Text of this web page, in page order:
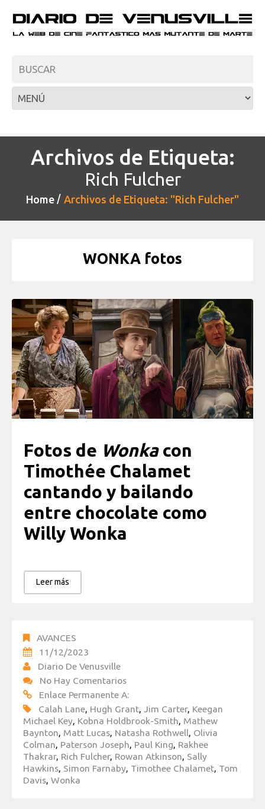
Archivos de Etiqueta:
Rich Fulcher
Home Archivos de Etiqueta: "Rich Fulcher"
WONKA fotos
Fotos de Wonkacon
Timothée Chalamet
cantando y bailando
entre chocolate como
Willy Wonka
Leer más
AVANCES
11/12/2023
Diario De Venusville
No Hay Comentarios
Enlace Permanente A:
Calah Lane, Hugh Grant, Jim Carter, Keegan
Michael Key, Kobna Holdbrook-Smith, Mathew
Baynton, Matt Lucas, Natasha Rothwell, Olivia
Colman, Paterson Joseph, Paul King, Rakhee
Thakrar, Rich Fulcher, Rowan Atkinson, Sally
Hawkins, Simon Farnaby, Timothee Chalamet, Tom
Davis, Wonka